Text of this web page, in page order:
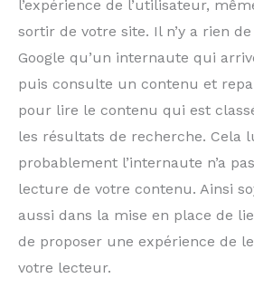
l’expérience de l’utilisateur,
sortir de votre site. Il n’y a rien
Google qu’un internaute qui
puis consulte un contenu et
pour lire le contenu qui est
les résultats de recherche. Cela
probablement l’internaute n’a
lecture de votre contenu. Ainsi
aussi dans la mise en place de
de proposer une expérience de
votre lecteur.